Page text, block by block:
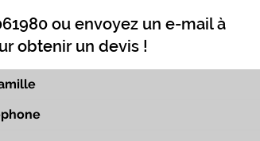
ou envoyez un e-mail à
obtenir un devis !